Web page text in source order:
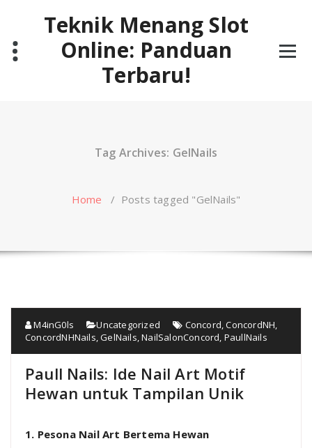
Teknik Menang Slot
Online: Panduan
Terbaru!
Tag Archives: GelNails
Home / Posts tagged "GelNails"
M4inG0ls Uncategorized Concord ,ConcordNH
ConcordNHNails ,GelNails ,NailSalonConcord PaullNails
Paull Nails: Ide Nail Art Motif
Hewan untuk Tampilan Unik
1. Pesona Nail Art Bertema Hewan